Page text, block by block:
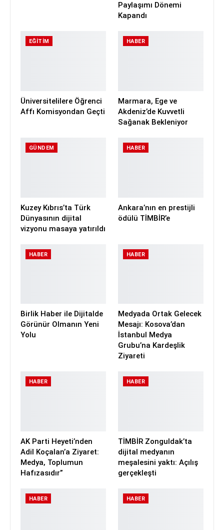
Paylaşımı Dönemi
Kapandı
EĞITIM
Üniversitelilere Öğrenci
Affı Komisyondan Geçti
HABER
Marmara, Ege ve
Akdeniz’de Kuvvetli
Sağanak Bekleniyor
GÜNDEM
Kuzey Kıbrıs’ta Türk
Dünyasının dijital
vizyonu masaya yatırıldı
HABER
Ankara’nın en prestijli
ödülü TİMBİR’e
HABER
Birlik Haber ile Dijitalde
Görünür Olmanın Yeni
Yolu
HABER
Medyada Ortak Gelecek
Mesajı: Kosova’dan
İstanbul Medya
Grubu’na Kardeşlik
Ziyareti
HABER
AK Parti Heyeti’nden
Adil Koçalan’a Ziyaret:
Medya, Toplumun
Hafızasıdır”
HABER
TİMBİR Zonguldak’ta
dijital medyanın
meşalesini yaktı: Açılış
gerçekleşti
HABER HABER